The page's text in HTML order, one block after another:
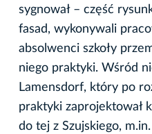
sygnował – część
fasad, wykonywali
absolwenci szkoły
niego praktyki. Wśród
Lamensdorf, który po
praktyki zaprojektował
do tej z Szujskiego,